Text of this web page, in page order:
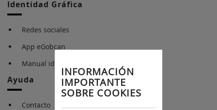
Identidad Gráfica
Redes sociales
App eGobcan
Manual identidad gráfica
Ayuda
Contacto
INFORMACIÓN
IMPORTANTE
SOBRE COOKIES